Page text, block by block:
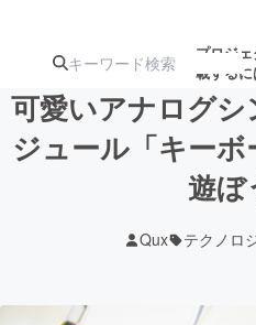
プロジ
載する
注目の新着プ
可愛いアナログ
ジュール「キー
遊ぼ
Qux テクノロ